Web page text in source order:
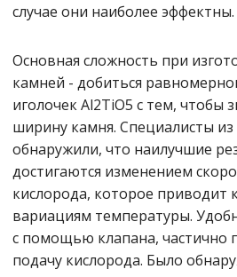
случае они наиболее эффектны.
Основная сложность при
камней - добиться
иголочек Al2TiO5 с тем, чтобы
ширину камня. Специалисты
обнаружили, что наилучшие
достигаются изменением
кислорода, которое приводит
вариациям температуры.
с помощью клапана, частично
подачу кислорода. Было